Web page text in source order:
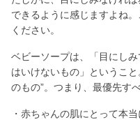
できるように感じますよね
ください。
ベビーソープは、「目にし
はいけないもの」というこ
のもの”。つまり、最優先す
・赤ちゃんの肌にとって本